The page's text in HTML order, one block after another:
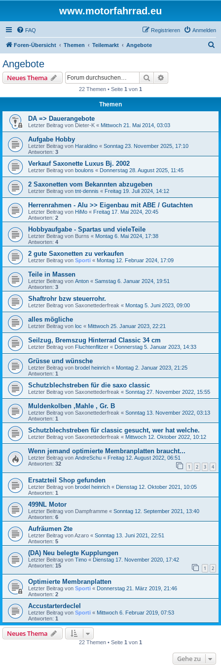
www.motorfahrrad.eu
FAQ Anmelden
Registrieren
Foren-Übersicht Themen Teilemarkt Angebote
Angebote
Neues Thema Suche
22 Themen • Seite 1 von 1
Themen
DA => Dauerangebote
Letzter Beitrag von Dieter-K « Mittwoch 21. Mai 2014, 03:03
Aufgabe Hobby
Letzter Beitrag von Haraldino « Sonntag 23. November 2025, 17:10
Antworten: 3
Verkauf Saxonette Luxus Bj. 2002
Letzter Beitrag von boulons « Donnerstag 28. August 2025, 11:45
2 Saxonetten vom Bekannten abzugeben
Letzter Beitrag von tnt-dennis « Freitag 19. Juli 2024, 14:12
Herrenrahmen - Alu >> Eigenbau mit ABE / Gutachten
Letzter Beitrag von HiMo « Freitag 17. Mai 2024, 20:45
Antworten: 2
Hobbyaufgabe - Spartas und vieleTeile
Letzter Beitrag von Burns « Montag 6. Mai 2024, 17:38
Antworten: 4
2 gute Saxonetten zu verkaufen
Letzter Beitrag von Sporti « Montag 12. Februar 2024, 17:09
Teile in Massen
Letzter Beitrag von Anton « Samstag 6. Januar 2024, 19:51
Antworten: 3
Shaftrohr bzw steuerrohr.
Letzter Beitrag von Saxonettederfreak « Montag 5. Juni 2023, 09:00
alles mögliche
Letzter Beitrag von loc « Mittwoch 25. Januar 2023, 22:21
Seilzug, Bremszug Hinterrad Classic 34 cm
Letzter Beitrag von Fluchtenflitzer « Donnerstag 5. Januar 2023, 14:33
Grüsse und wünsche
Letzter Beitrag von brodel heinrich « Montag 2. Januar 2023, 21:25
Antworten: 1
Schutzblechstreben für die saxo classic
Letzter Beitrag von Saxonettederfreak « Sonntag 27. November 2022, 15:55
Muldenkolben ,Mahle , Gr. B
Letzter Beitrag von Saxonettederfreak « Sonntag 13. November 2022, 03:13
Antworten: 1
Schutzblechstreben für classic gesucht, wer hat welche.
Letzter Beitrag von Saxonettederfreak « Mittwoch 12. Oktober 2022, 10:12
Wenn jemand optimierte Membranplatten braucht...
Letzter Beitrag von AndreSchu « Freitag 12. August 2022, 06:51
Antworten: 32 1 2 3 4
Ersatzteil Shop gefunden
Letzter Beitrag von brodel heinrich « Dienstag 12. Oktober 2021, 10:05
Antworten: 1
499NL Motor
Letzter Beitrag von Dampframme « Sonntag 12. September 2021, 13:40
Antworten: 6
Aufräumen 2te
Letzter Beitrag vonAzaro « Sonntag 13. Juni 2021, 22:51
Antworten: 5
(DA) Neu belegte Kupplungen
Letzter Beitrag von Timo « Dienstag 17. November 2020, 17:42
Antworten: 15 1 2
Optimierte Membranplatten
Letzter Beitrag von Sporti « Donnerstag 21. März 2019, 21:46
Antworten: 2
Accustarterdeclel
Letzter Beitrag von Sporti « Mittwoch 6. Februar 2019, 07:53
Antworten: 1
Neues Thema
22 Themen • Seite 1 von 1
Gehe zu